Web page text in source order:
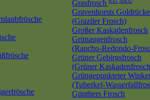
Grasfrosch
Gravenhorsts
(Graziler Frosch)
Großer Kaskadenfrosch
Grünaugenfrosch
(Rancho-Redondo-
Grüner Gebirgsfrosch
(Grüner
Grüngepunkteter
(Tuberkel-
Günthers Frosch